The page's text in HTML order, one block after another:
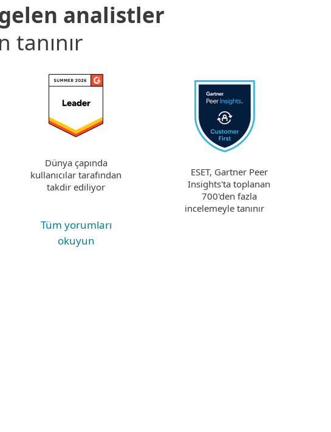
analistler
tanınır
Dünya çapında
kullanıcılar tarafından
takdir ediliyor
Tüm yorumları
okuyun
ESET, Gartner Peer
Insights'ta toplanan
700'den fazla
incelemeyle tanınır